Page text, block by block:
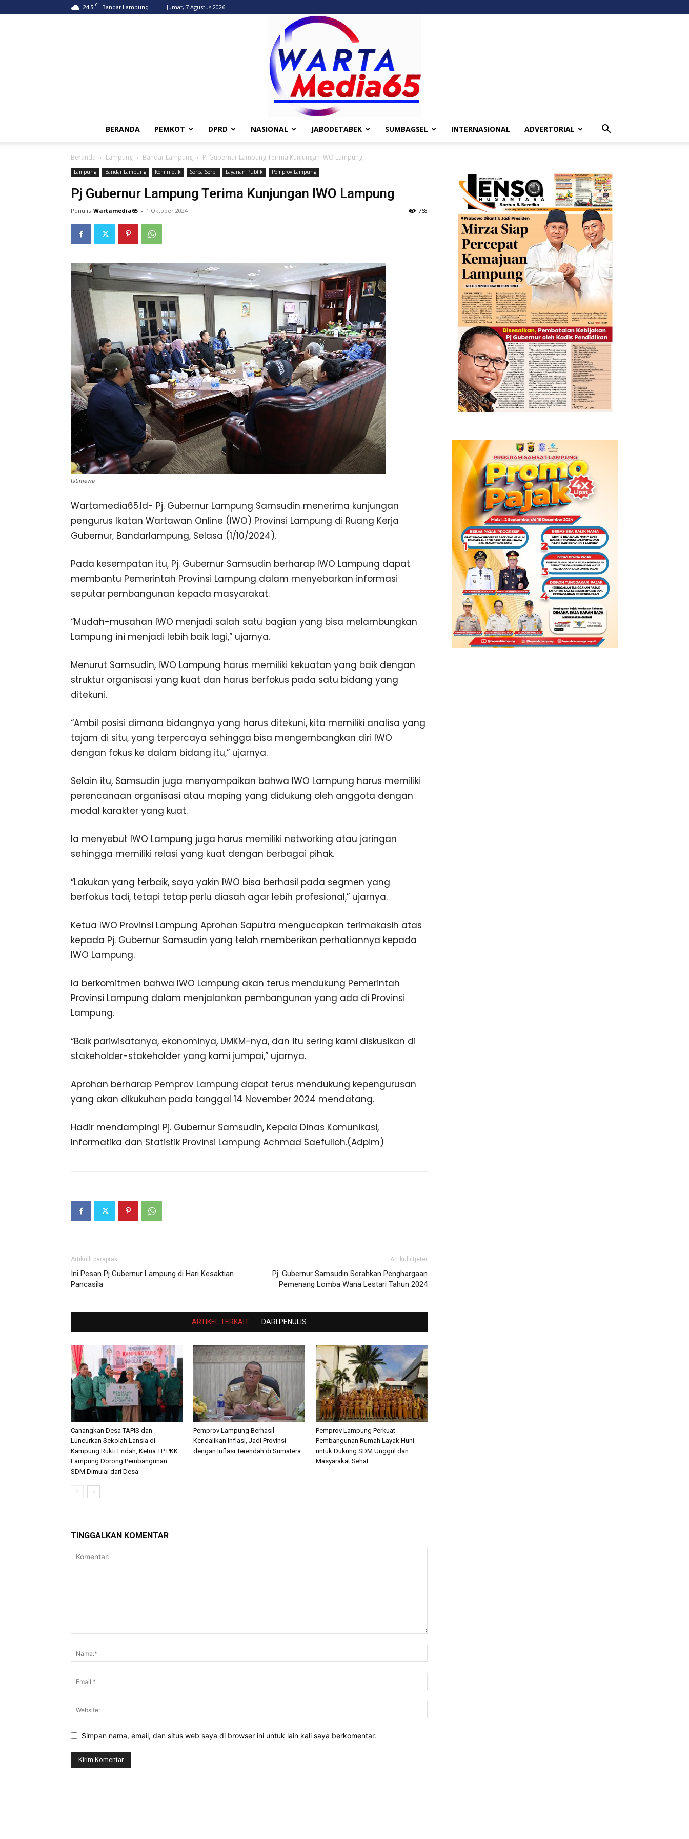
24.5 C Bandar Lampung Jumat, 7 Agustus 2026
BERANDA PEMKOT DPRD NASIONAL JABODETABEK SUMBAGSEL INTERNASIONAL ADVERTORIAL
Beranda Lampung Bandar Lampung Pj Gubernur Lampung Terima Kunjungan IWO Lampung
Lampung Bandar Lampung Kominfotik Serba Serbi Layanan Publik Pemprov Lampung
Pj Gubernur Lampung Terima Kunjungan IWO Lampung
Penulis Wartamedia65 - 1 Oktober 2024 768
Istimewa
Wartamedia65.Id- Pj. Gubernur Lampung Samsudin menerima kunjungan
pengurus Ikatan Wartawan Online (IWO) Provinsi Lampung di Ruang Kerja
Gubernur, Bandarlampung, Selasa (1/10/2024).
Pada kesempatan itu, Pj. Gubernur Samsudin berharap IWO Lampung dapat
membantu Pemerintah Provinsi Lampung dalam menyebarkan informasi
seputar pembangunan kepada masyarakat.
“Mudah-musahan IWO menjadi salah satu bagian yang bisa melambungkan
Lampung ini menjadi lebih baik lagi,” ujarnya.
Menurut Samsudin, IWO Lampung harus memiliki kekuatan yang baik dengan
struktur organisasi yang kuat dan harus berfokus pada satu bidang yang
ditekuni.
“Ambil posisi dimana bidangnya yang harus ditekuni, kita memiliki analisa yang
tajam di situ, yang terpercaya sehingga bisa mengembangkan diri IWO
dengan fokus ke dalam bidang itu,” ujarnya.
Selain itu, Samsudin juga menyampaikan bahwa IWO Lampung harus memiliki
perencanaan organisasi atau maping yang didukung oleh anggota dengan
modal karakter yang kuat.
Ia menyebut IWO Lampung juga harus memiliki networking atau jaringan
sehingga memiliki relasi yang kuat dengan berbagai pihak.
“Lakukan yang terbaik, saya yakin IWO bisa berhasil pada segmen yang
berfokus tadi, tetapi tetap perlu diasah agar lebih profesional,” ujarnya.
Ketua IWO Provinsi Lampung Aprohan Saputra mengucapkan terimakasih atas
kepada Pj. Gubernur Samsudin yang telah memberikan perhatiannya kepada
IWO Lampung.
Ia berkomitmen bahwa IWO Lampung akan terus mendukung Pemerintah
Provinsi Lampung dalam menjalankan pembangunan yang ada di Provinsi
Lampung.
“Baik pariwisatanya, ekonominya, UMKM-nya, dan itu sering kami diskusikan di
stakeholder-stakeholder yang kami jumpai,” ujarnya.
Aprohan berharap Pemprov Lampung dapat terus mendukung kepengurusan
yang akan dikukuhan pada tanggal 14 November 2024 mendatang.
Hadir mendampingi Pj. Gubernur Samsudin, Kepala Dinas Komunikasi,
Informatika dan Statistik Provinsi Lampung Achmad Saefulloh.(Adpim)
Artikulli paraprak
Ini Pesan Pj Gubernur Lampung di Hari Kesaktian
Pancasila
Artikulli tjetër
Pj. Gubernur Samsudin Serahkan Penghargaan
Pemenang Lomba Wana Lestari Tahun 2024
ARTIKEL TERKAIT DARI PENULIS
Canangkan Desa TAPIS dan
Luncurkan Sekolah Lansia di
Kampung Rukti Endah, Ketua TP PKK
Lampung Dorong Pembangunan
SDM Dimulai dari Desa
Pemprov Lampung Berhasil
Kendalikan Inflasi, Jadi Provinsi
dengan Inflasi Terendah di Sumatera
Pemprov Lampung Perkuat
Pembangunan Rumah Layak Huni
untuk Dukung SDM Unggul dan
Masyarakat Sehat
TINGGALKAN KOMENTAR
Simpan nama, email, dan situs web saya di browser ini untuk lain kali saya berkomentar.